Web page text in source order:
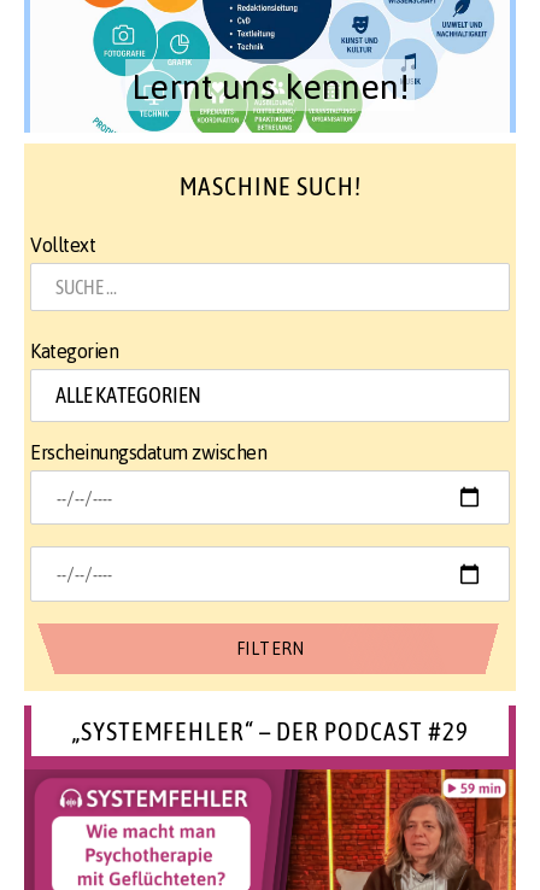
Lernt uns kennen!
MASCHINE SUCH!
Volltext
Kategorien
Erscheinungsdatum zwischen
„SYSTEMFEHLER“ – DER PODCAST #29